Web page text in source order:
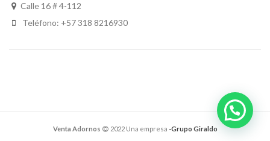
Calle 16 # 4-112
Teléfono: +57 318 8216930
Venta Adornos 2022 Una empresa -Grupo Giraldo